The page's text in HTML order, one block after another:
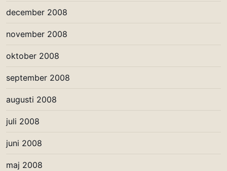
december 2008
november 2008
oktober 2008
september 2008
augusti 2008
juli 2008
juni 2008
maj 2008